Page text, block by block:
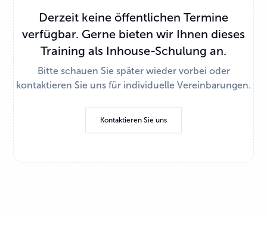
Derzeit keine öffentlichen Termine
verfügbar. Gerne bieten wir Ihnen dieses
Training als Inhouse-Schulung an.
Bitte schauen Sie später wieder vorbei oder
kontaktieren Sie uns für individuelle Vereinbarungen.
Kontaktieren Sie uns